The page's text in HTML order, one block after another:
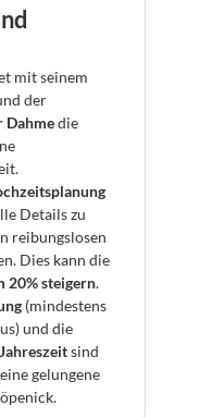
Dahme die
Details zu
reibungslosen
20% steigern.
(mindestens
sind
gelungene